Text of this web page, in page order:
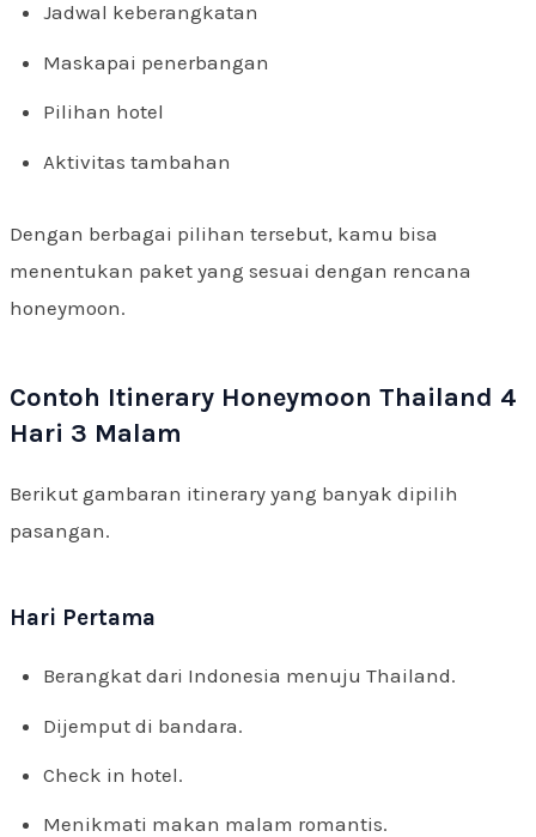
Jadwal keberangkatan
Maskapai penerbangan
Pilihan hotel
Aktivitas tambahan
Dengan berbagai pilihan tersebut, kamu bisa
menentukan paket yang sesuai dengan rencana
honeymoon.
Contoh Itinerary Honeymoon Thailand 4
Hari 3 Malam
Berikut gambaran itinerary yang banyak dipilih
pasangan.
Hari Pertama
Berangkat dari Indonesia menuju Thailand.
Dijemput di bandara.
Check in hotel.
Menikmati makan malam romantis.